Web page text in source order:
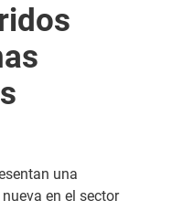
una
en el sector